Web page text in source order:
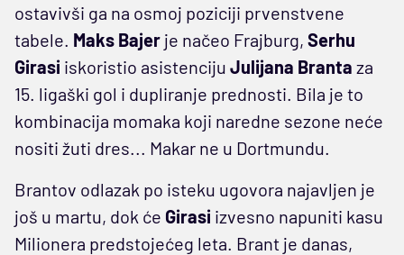
ostavivši ga na osmoj poziciji prvenstvene
tabele. Maks Bajer je načeo Frajburg, Serhu
Girasi iskoristio asistenciju Julijana Branta za
15. ligaški gol i dupliranje prednosti. Bila je to
kombinacija momaka koji naredne sezone neće
nositi žuti dres... Makar ne u Dortmundu.
Brantov odlazak po isteku ugovora najavljen je
još u martu, dok će Girasi izvesno napuniti kasu
Milionera predstojećeg leta. Brant je danas,